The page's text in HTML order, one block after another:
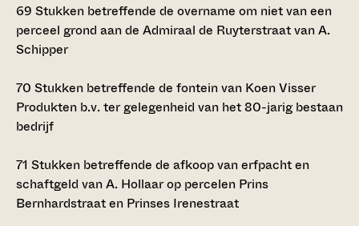
69 Stukken betreffende de overname om niet van een
perceel grond aan de Admiraal de Ruyterstraat van A.
Schipper
70 Stukken betreffende de fontein van Koen Visser
Produkten b.v. ter gelegenheid van het 80-jarig bestaan
bedrijf
71 Stukken betreffende de afkoop van erfpacht en
schaftgeld van A. Hollaar op percelen Prins
Bernhardstraat en Prinses Irenestraat